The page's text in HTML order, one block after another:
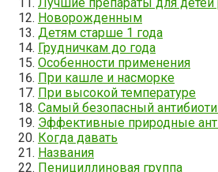
Новорожденным
Детям старше 1 года
Грудничкам до года
Особенности применения
При кашле и насморке
При высокой температуре
Самый безопасный
Эффективные природные
Когда давать
Названия
Пенициллиновая группа